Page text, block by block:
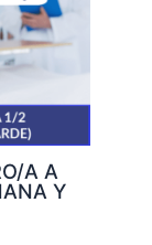
A A
Y